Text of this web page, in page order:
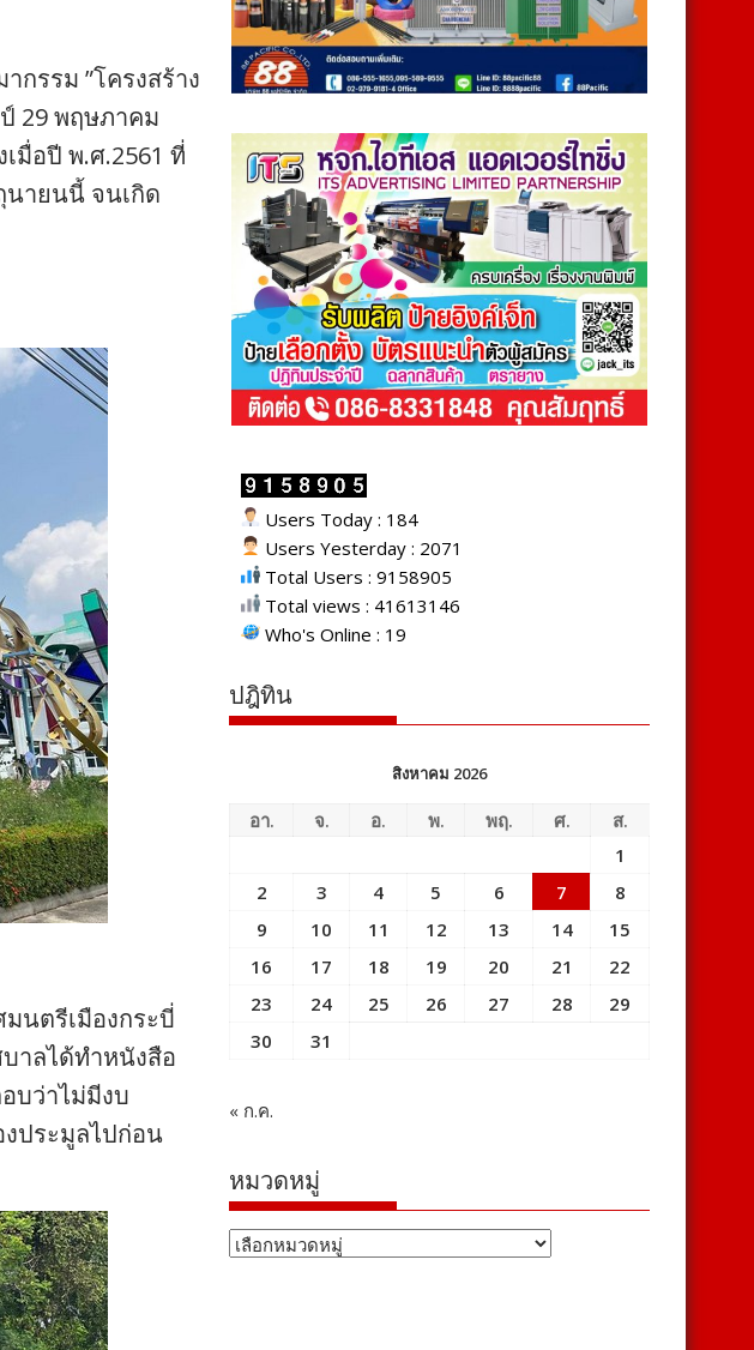
กรรม ”โครงสร้าง
29 พฤษภาคม
มื่อปี พ.ศ.2561 ที่
นายนนี้ จนเกิด
นตรีเมืองกระบี่
บาลได้ทำหนังสือ
บว่าไม่มีงบ
ประมูลไปก่อน
Users Today : 184
Users Yesterday : 2071
Total Users : 9158905
Total views : 41613146
Who's Online : 19
ปฎิทิน
สิงหาคม 2026
อา. จ. อ. พ. พฤ. ศ.
ส.
1
2
3 4 5 6 7
8
9
10 11 12 13 14
15
16
17 18 19 20 21
22
23
24 25 26 27 28
29
30
31
« ก.ค.
หมวดหมู่
หมวด